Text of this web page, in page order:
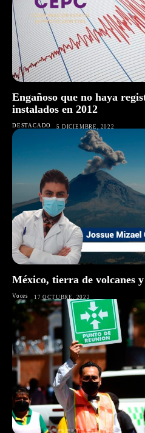
Engañoso que no haya
instalados en 2012
DESTACADO 5 DICIEMBRE, 2022
México, tierra de volcanes y
Voces 17 OCTUBRE, 2022